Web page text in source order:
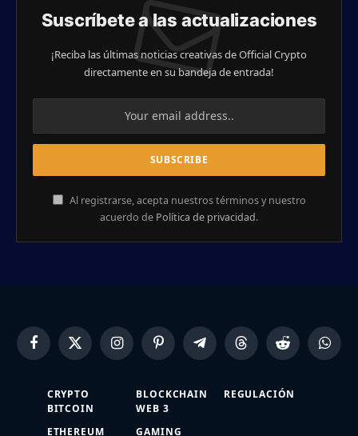
Suscríbete a las actualizaciones
¡Reciba las últimas noticias creativas de Official Crypto
directamente en su bandeja de entrada!
Al registrarse, acepta nuestros términos y nuestro
acuerdo de Política de privacidad.
FacebookX
(Twitter)
InstagramPinterestTelegramThreads Reddit
CRYPTO
BITCOIN
ETHEREUM
BLOCKCHAIN
WEB 3
GAMING
REGULACIÓN